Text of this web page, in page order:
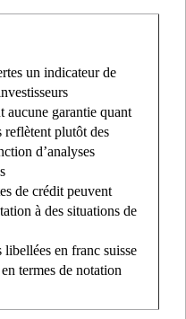
un indicateur de
aucune garantie quant
reflètent plutôt des
d’analyses
de crédit peuvent
à des situations de
en franc suisse
termes de notation